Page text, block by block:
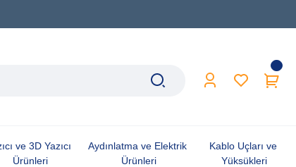
ve 3D Yazıcı
Ürünleri
Aydınlatma ve Elektrik
Ürünleri
Kablo Uçları ve
Yüksükleri